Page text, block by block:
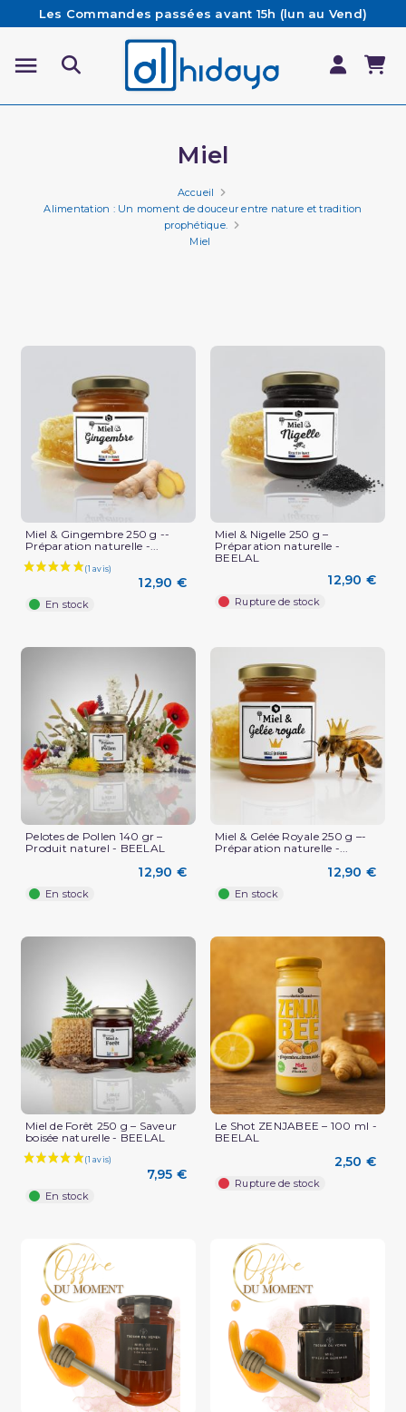
Les Commandes passées avant 15h (lun au Vend)
sont préparées et expédiées le jour même
Besoin d'aide ? Retrouvez notre FAQ
Livraison offerte à partir de 65€ d'achat*
Miel
Accueil
Alimentation : Un moment de douceur entre nature et tradition
prophétique.
Miel
Miel & Gingembre 250 g --
Préparation naturelle -...
12,90 €
En stock
Miel & Nigelle 250 g –
Préparation naturelle -
BEELAL
12,90 €
Rupture de stock
Pelotes de Pollen 140 gr –
Produit naturel - BEELAL
12,90 €
En stock
Miel & Gelée Royale 250 g –-
Préparation naturelle -...
12,90 €
En stock
Miel de Forêt 250 g – Saveur
boisée naturelle - BEELAL
7,95 €
En stock
Le Shot ZENJABEE – 100 ml -
BEELAL
2,50 €
Rupture de stock